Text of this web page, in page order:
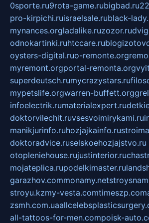
0sporte.ru9rota-game.rubigbad.ru
pro-kirpichi.ruisraelsale.rublack-
mynances.orgladalike.ruzozor.ru
odnokartinki.ruhtccare.ru
oysters-digital.ruo-remonte.org
myremont.orgportal-remonta.org
superdeutsch.rumycrazystars.ru
mypetslife.orgwarren-buffett.org
infoelectrik.rumaterialexpert.ru
doktorvilechit.ruvsesvoimirykami.ru
manikjurinfo.ruhozjajkainfo.ru
doktoradvice.ruselskoehozjajstvo.ru
otopleniehouse.rujustinterior.ru
mojateplica.rupodelkimaster.ru
garazhov.commonamy.net
stroyu.kzmy-vesta.comtimeszp.com
zsmh.com.ua
all-tattoos-for-men.compoisk-